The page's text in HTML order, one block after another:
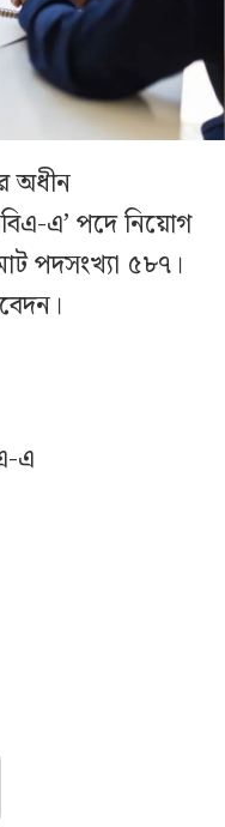
অধীন
এ’ পদে নিয়োগ
পদসংখ্যা ৫৮৭।
এ